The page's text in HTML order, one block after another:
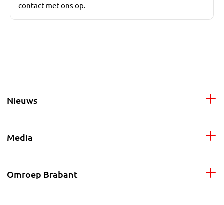
contact met ons op.
Nieuws
Media
Omroep Brabant